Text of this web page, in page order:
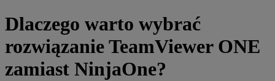
Dlaczego warto wybrać
rozwiązanie TeamViewer ONE
zamiast NinjaOne?